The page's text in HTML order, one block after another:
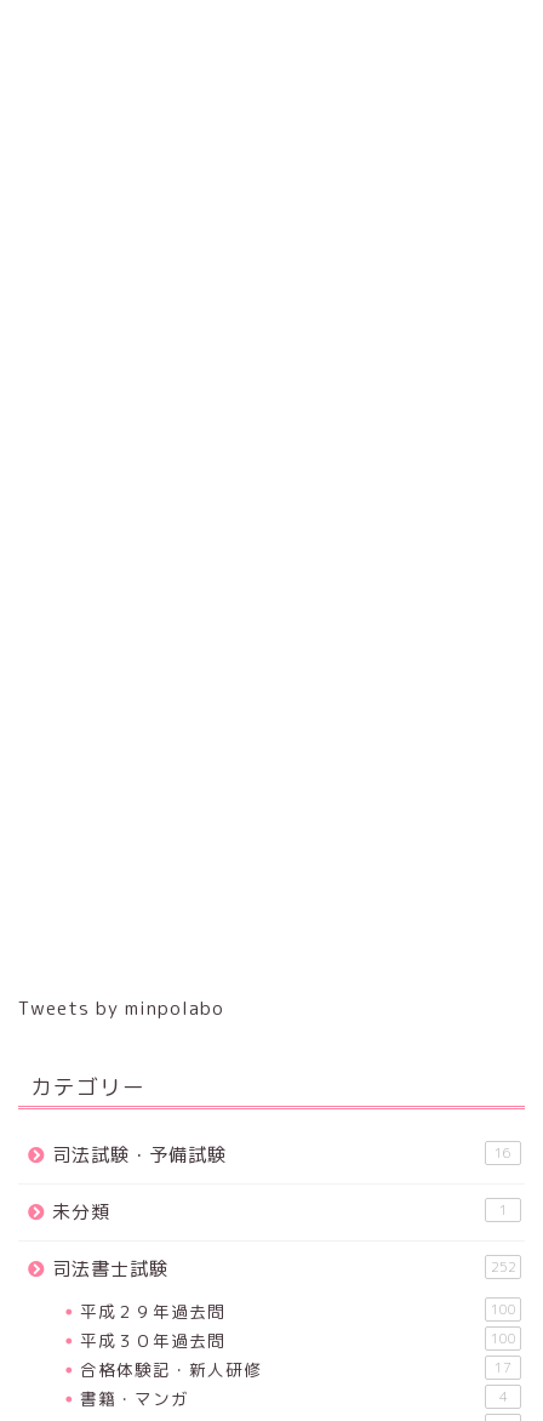
Tweets by minpolabo
カテゴリー
司法試験・予備試験 16
未分類 1
司法書士試験 252
平成２９年過去問 100
平成３０年過去問 100
合格体験記・新人研修 17
書籍・マンガ 4